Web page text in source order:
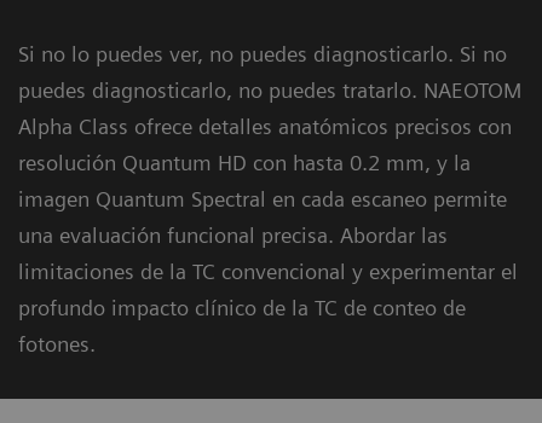
Si no lo puedes ver, no puedes diagnosticarlo. Si no
puedes diagnosticarlo, no puedes tratarlo. NAEOTOM
Alpha Class ofrece detalles anatómicos precisos con
resolución Quantum HD con hasta 0.2 mm, y la
imagen Quantum Spectral en cada escaneo permite
una evaluación funcional precisa. Abordar las
limitaciones de la TC convencional y experimentar el
profundo impacto clínico de la TC de conteo de
fotones.